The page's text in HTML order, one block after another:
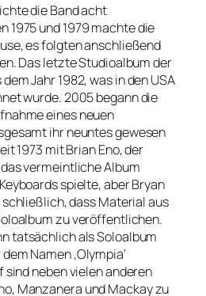
die Band acht
1975 und 1979 machte die
es folgten anschließend
Das letzte Studioalbum der
dem Jahr 1982, was in den USA
wurde. 2005 begann die
eines neuen
ihr neuntes gewesen
1973 mit Brian Eno, der
vermeintliche Album
spielte, aber Bryan
dass Material aus
zu veröffentlichen.
tatsächlich als Soloalbum
Namen ‚Olympia‘
neben vielen anderen
Manzanera und Mackay zu